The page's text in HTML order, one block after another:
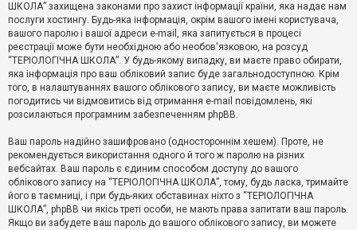
П
о
ш
у
Д
о
м
о
г
ШКОЛА” захищена законами про захист інформації країни, яка надає нам
послуги хостингу. Будь-яка інформація, окрім вашого імені користувача,
вашого паролю і вашої адреси e-mail, яка запитується в процесі
реєстрації може бути необхідною або необов'язковою, на розсуд
“ТЕРІОЛОГІЧНА ШКОЛА”. У будь-якому випадку, ви маєте право обирати,
яка інформація про ваш обліковий запис буде загальнодоступною. Крім
того, в налаштуваннях вашого облікового запису, ви маєте можливість
погодитись чи відмовитись від отримання e-mail повідомлень, які
розсилаються програмним забезпеченням phpBB.
Ваш пароль надійно зашифровано (одностороннім хешем). Проте, не
рекомендується використання одного й того ж паролю на різних
вебсайтах. Ваш пароль є єдиним способом доступу до вашого
облікового запису на “ТЕРІОЛОГІЧНА ШКОЛА”, тому, будь ласка, тримайте
його в таємниці, і при будь-яких обставинах ніхто з “ТЕРІОЛОГІЧНА
ШКОЛА”, phpBB чи якісь треті особи, не мають права запитати ваш пароль.
Якщо ви забудете ваш пароль до вашого облікового запису, ви можете